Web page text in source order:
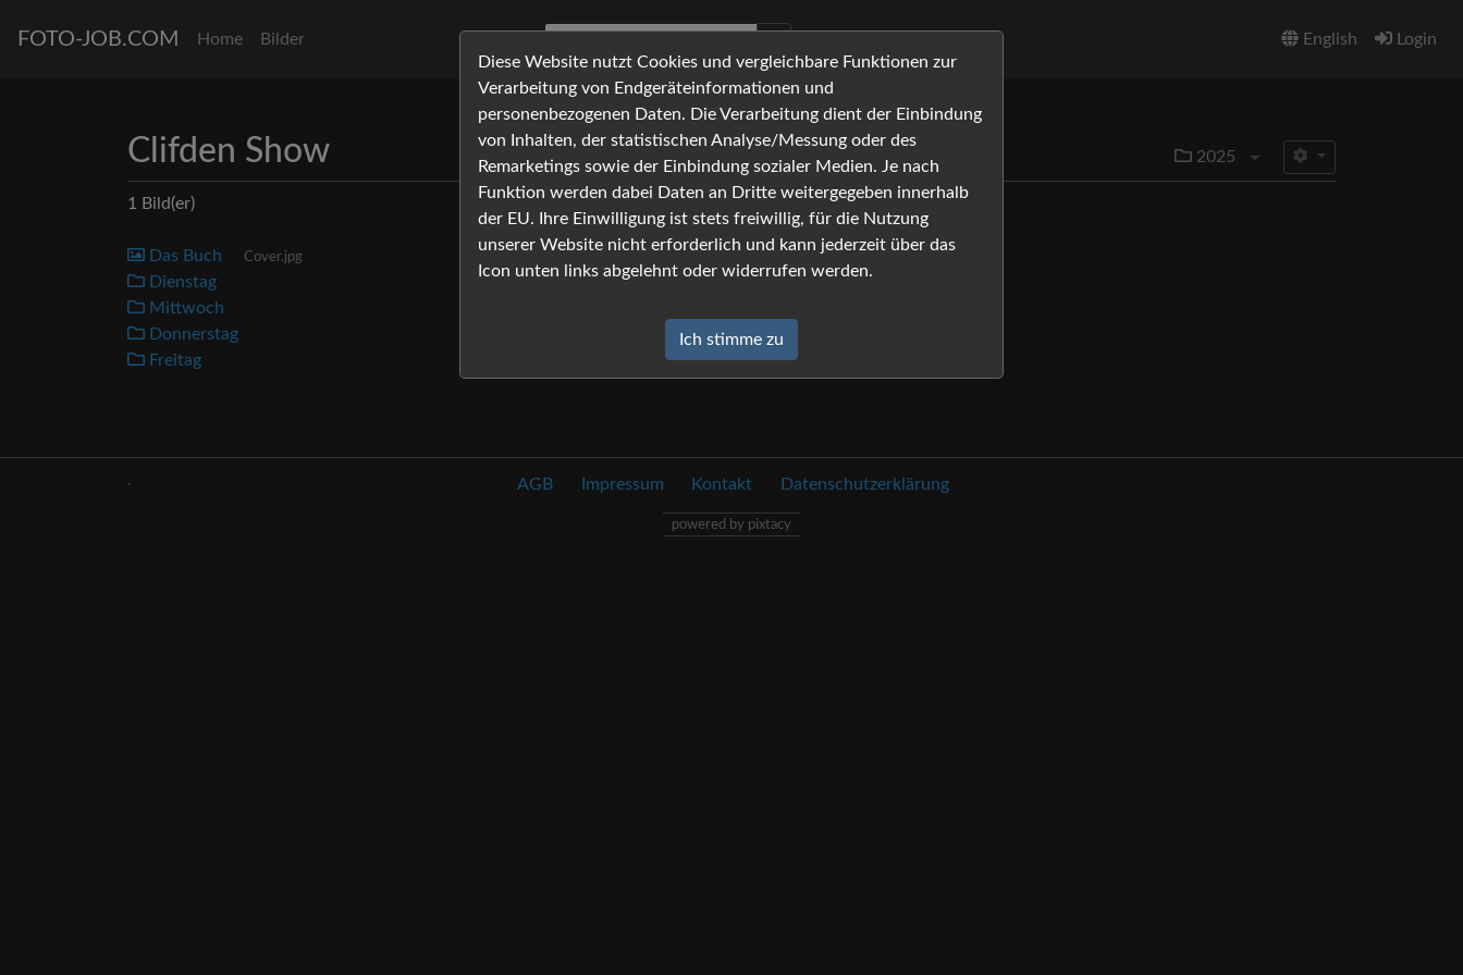
FOTO-JOB.COM Home Bilder English Login
2025
Menü aufklappen
Clifden Show
1 Bild(er)
Das Buch Cover.jpg
Dienstag
Mittwoch
Donnerstag
Freitag
Diese Website nutzt Cookies und vergleichbare Funktionen zur
Verarbeitung von Endgeräteinformationen und
personenbezogenen Daten. Die Verarbeitung dient der Einbindung
von Inhalten, der statistischen Analyse/Messung oder des
Remarketings sowie der Einbindung sozialer Medien. Je nach
Funktion werden dabei Daten an Dritte weitergegeben innerhalb
der EU. Ihre Einwilligung ist stets freiwillig, für die Nutzung
unserer Website nicht erforderlich und kann jederzeit über das
Icon unten links abgelehnt oder widerrufen werden.
Ich stimme zu
. AGB Impressum Kontakt Datenschutzerklärung
powered by pixtacy